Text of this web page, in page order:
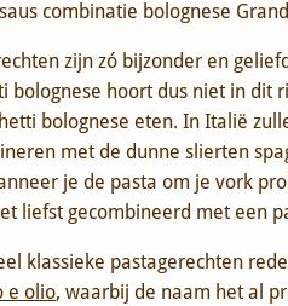
zijn zó bijzonder en
bolognese hoort dus niet in dit
bolognese eten. In Italië
met de dunne slierten
je de pasta om je vork
liefst gecombineerd met een
klassieke pastagerechten
e olio, waarbij de naam het al